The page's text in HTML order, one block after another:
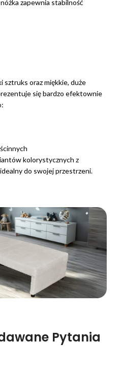
zapewnia stabilność
sztruks oraz miękkie, duże
się bardzo efektownie
kolorystycznych z
do swojej przestrzeni.
Pytania